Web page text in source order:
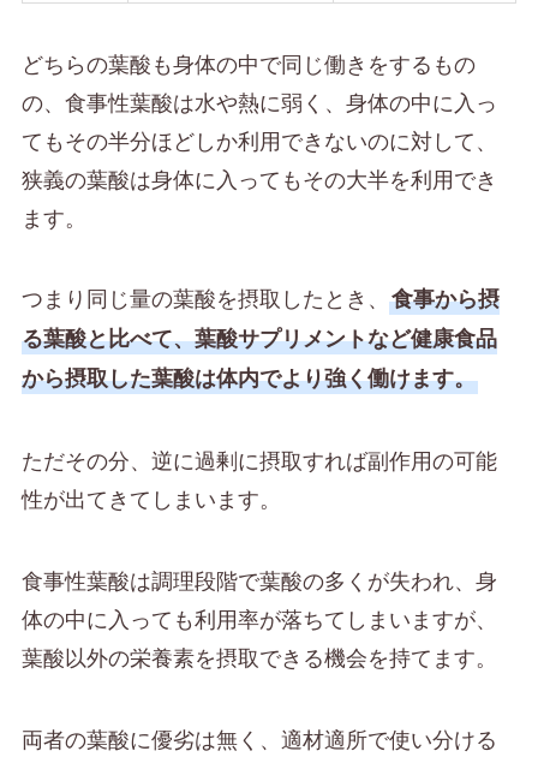
どちらの葉酸も身体の中で同じ働きをするもの
の、食事性葉酸は水や熱に弱く、身体の中に入っ
てもその半分ほどしか利用できないのに対して、
狭義の葉酸は身体に入ってもその大半を利用でき
ます。
つまり同じ量の葉酸を摂取したとき、 食事から摂
る葉酸と比べて、葉酸サプリメントなど健康食品
から摂取した葉酸は体内でより強く働けます。
ただその分、逆に過剰に摂取すれば副作用の可能
性が出てきてしまいます。
食事性葉酸は調理段階で葉酸の多くが失われ、身
体の中に入っても利用率が落ちてしまいますが、
葉酸以外の栄養素を摂取できる機会を持てます。
両者の葉酸に優劣は無く、適材適所で使い分ける